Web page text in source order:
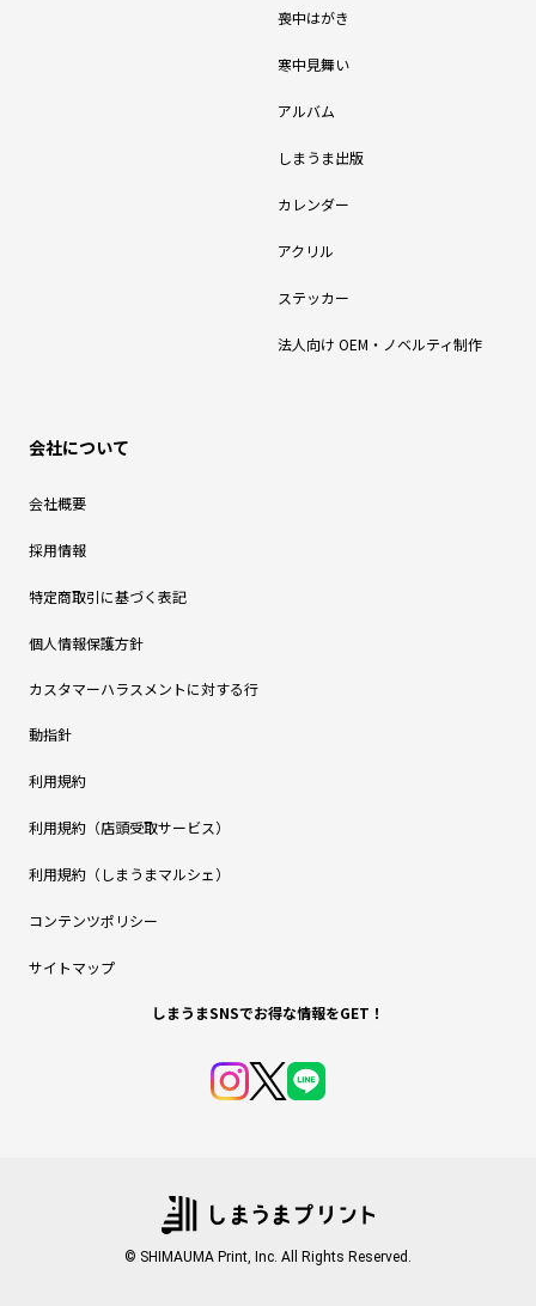
喪中はがき
寒中見舞い
アルバム
しまうま出版
カレンダー
アクリル
ステッカー
法人向け OEM・ノベルティ制作
会社について
会社概要
採用情報
特定商取引に基づく表記
個人情報保護方針
カスタマーハラスメントに対する行
動指針
利用規約
利用規約（店頭受取サービス）
利用規約（しまうまマルシェ）
コンテンツポリシー
サイトマップ
しまうまSNSでお得な情報をGET！
© SHIMAUMA Print, Inc. All Rights Reserved.